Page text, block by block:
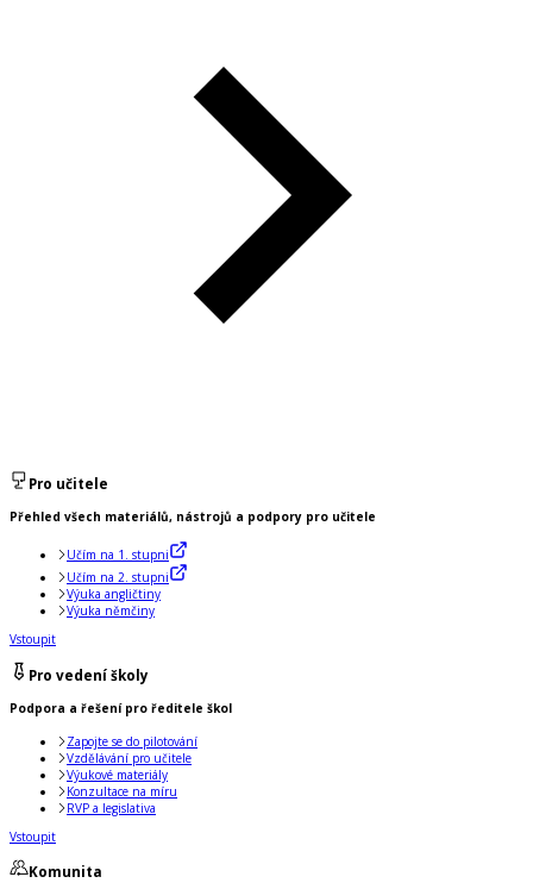
Pro učitele
Přehled všech materiálů, nástrojů a podpory pro učitele
Učím na 1. stupni
Učím na 2. stupni
Výuka angličtiny
Výuka němčiny
Vstoupit
Pro vedení školy
Podpora a řešení pro ředitele škol
Zapojte se do pilotování
Vzdělávání pro učitele
Výukové materiály
Konzultace na míru
RVP a legislativa
Vstoupit
Komunita